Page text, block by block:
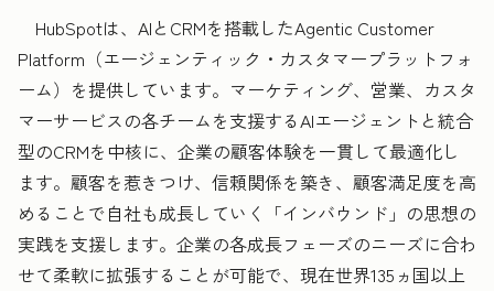
HubSpotは、AIとCRMを搭載したAgentic Customer
Platform（エージェンティック・カスタマープラットフォ
ーム）を提供しています。マーケティング、営業、カスタ
マーサービスの各チームを支援するAIエージェントと統合
型のCRMを中核に、企業の顧客体験を一貫して最適化し
ます。顧客を惹きつけ、信頼関係を築き、顧客満足度を高
めることで自社も成長していく「インバウンド」の思想の
実践を支援します。企業の各成長フェーズのニーズに合わ
せて柔軟に拡張することが可能で、現在世界135ヵ国以上